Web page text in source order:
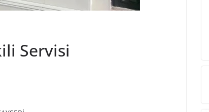
Servisi